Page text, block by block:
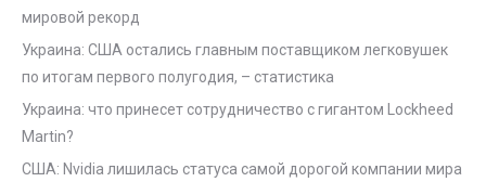
мировой рекорд
Украина: США остались главным поставщиком легковушек
по итогам первого полугодия, – статистика
Украина: что принесет сотрудничество с гигантом Lockheed
Martin?
США: Nvidia лишилась статуса самой дорогой компании мира